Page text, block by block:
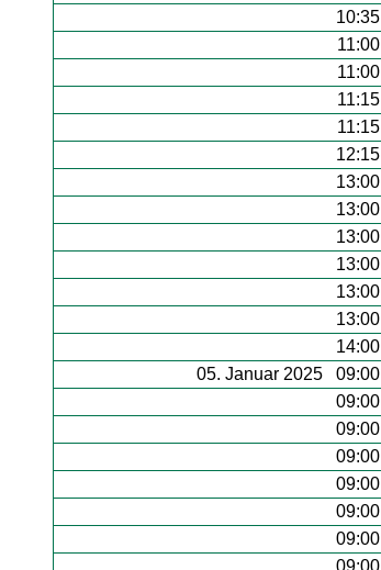
10:35
11:00
11:00
11:15
11:15
12:15
13:00
13:00
13:00
13:00
13:00
13:00
14:00
05. Januar 2025 09:00
09:00
09:00
09:00
09:00
09:00
09:00
09:00